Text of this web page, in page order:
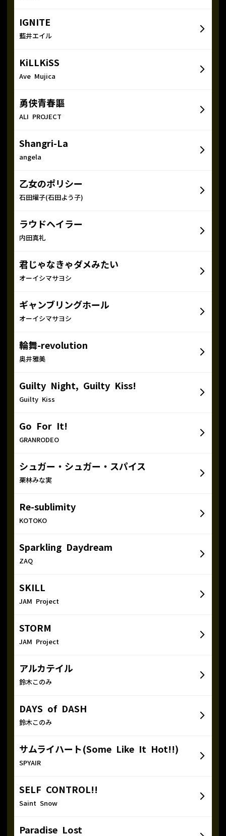
IGNITE
藍井エイル
KiLLKiSS
Ave Mujica
勇侠青春謳
ALI PROJECT
Shangri-La
angela
乙女のポリシー
石田燿子(石田よう子)
ラウドヘイラー
内田真礼
君じゃなきゃダメみたい
オーイシマサヨシ
ギャンブリングホール
オーイシマサヨシ
輪舞-revolution
奥井雅美
Guilty Night, Guilty Kiss!
Guilty Kiss
Go For It!
GRANRODEO
シュガー・シュガー・スパイス
栗林みな実
Re-sublimity
KOTOKO
Sparkling Daydream
ZAQ
SKILL
JAM Project
STORM
JAM Project
アルカテイル
鈴木このみ
DAYS of DASH
鈴木このみ
サムライハート(Some Like It Hot!!)
SPYAIR
SELF CONTROL!!
Saint Snow
Paradise Lost